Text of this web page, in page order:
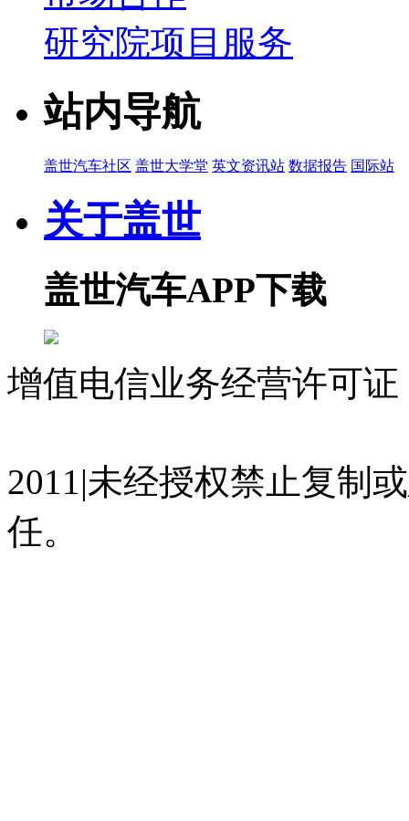
研究院项目服务
站内导航
盖世汽车社区 盖世大学堂 英文资讯站 数据报告 国际站
关于盖世
盖世汽车APP下载
增值电信业务经营许可
2011|未经授权禁止复制
任。